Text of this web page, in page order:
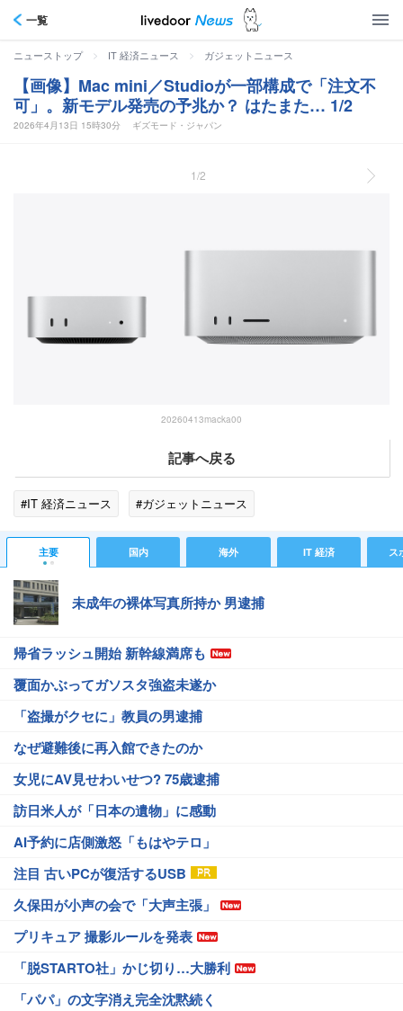
一覧
ニューストップ > IT 経済ニュース > ガジェットニュース
【画像】Mac mini／Studioが一部構成で「注文不
可」。新モデル発売の予兆か？ はたまた… 1/2
2026年4月13日 15時30分 ギズモード・ジャパン
1/2
20260413macka00
記事へ戻る
#IT 経済ニュース #ガジェットニュース
主要 国内 海外 IT 経済 ス
未成年の裸体写真所持か 男逮捕
帰省ラッシュ開始 新幹線満席も
覆面かぶってガソスタ強盗未遂か
「盗撮がクセに」教員の男逮捕
なぜ避難後に再入館できたのか
女児にAV見せわいせつ? 75歳逮捕
訪日米人が「日本の遺物」に感動
AI予約に店側激怒「もはやテロ」
注目 古いPCが復活するUSB
久保田が小声の会で「大声主張」
プリキュア 撮影ルールを発表
「脱STARTO社」かじ切り…大勝利
「パパ」の文字消え完全沈黙続く